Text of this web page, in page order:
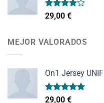
Valorado
con
29,00 €
MEJOR VALORADOS
On1 Jersey UNIF
Valorado
29,00 €